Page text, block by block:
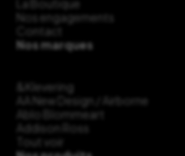
La Boutique
Nos engagements
Contact
Nos marques
&Klevering
AA New Design / Airborne
Ablo Blommeart
Addison Ross
Tout voir